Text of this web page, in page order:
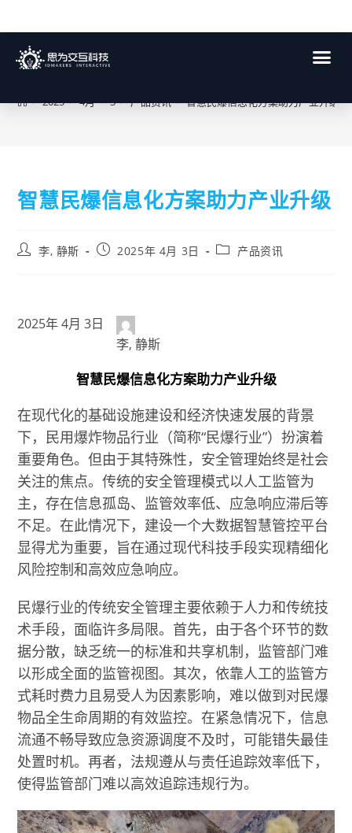
博客
> 2025 > 4月 > 3 > 产品资讯 > 智慧民爆信息化方案助力产业升级
智慧民爆信息化方案助力产业升级
李, 静斯 2025年 4月 3日 产品资讯
2025年 4月 3日
李, 静斯
智慧民爆信息化方案助力产业升级
在现代化的基础设施建设和经济快速发展的背景
下，民用爆炸物品行业（简称“民爆行业”）扮演着
重要角色。但由于其特殊性，安全管理始终是社会
关注的焦点。传统的安全管理模式以人工监管为
主，存在信息孤岛、监管效率低、应急响应滞后等
不足。在此情况下，建设一个大数据智慧管控平台
显得尤为重要，旨在通过现代科技手段实现精细化
风险控制和高效应急响应。
民爆行业的传统安全管理主要依赖于人力和传统技
术手段，面临许多局限。首先，由于各个环节的数
据分散，缺乏统一的标准和共享机制，监管部门难
以形成全面的监管视图。其次，依靠人工的监管方
式耗时费力且易受人为因素影响，难以做到对民爆
物品全生命周期的有效监控。在紧急情况下，信息
流通不畅导致应急资源调度不及时，可能错失最佳
处置时机。再者，法规遵从与责任追踪效率低下，
使得监管部门难以高效追踪违规行为。